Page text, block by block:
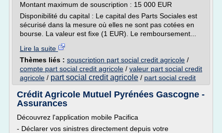
Montant maximum de souscription : 15 000 EUR
Disponibilité du capital : Le capital des Parts Sociales est
sécurisé dans la mesure où elles ne sont pas cotées en
bourse. La valeur est fixe (1 EUR). Le remboursement...
Lire la suite
Thèmes liés : souscription part social credit agricole /
compte part social credit agricole / valeur part social credit
agricole / part social credit agricole / part social credit
Crédit Agricole Mutuel Pyrénées Gascogne -
Assurances
Découvrez l'application mobile Pacifica
- Déclarer vos sinistres directement depuis votre